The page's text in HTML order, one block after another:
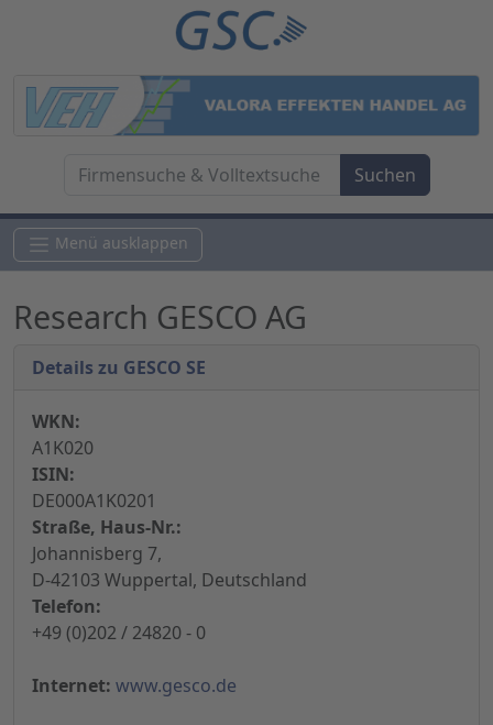
Menü ausklappen
Research GESCO AG
Details zu GESCO SE
WKN:
A1K020
ISIN:
DE000A1K0201
Straße, Haus-Nr.:
Johannisberg 7,
D-42103 Wuppertal, Deutschland
Telefon:
+49 (0)202 / 24820 - 0
Internet: www.gesco.de